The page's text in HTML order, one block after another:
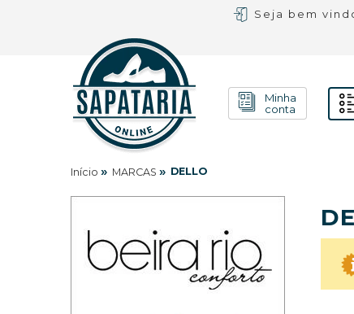
Seja bem
Minha
conta
Início » MARCAS » DELLO